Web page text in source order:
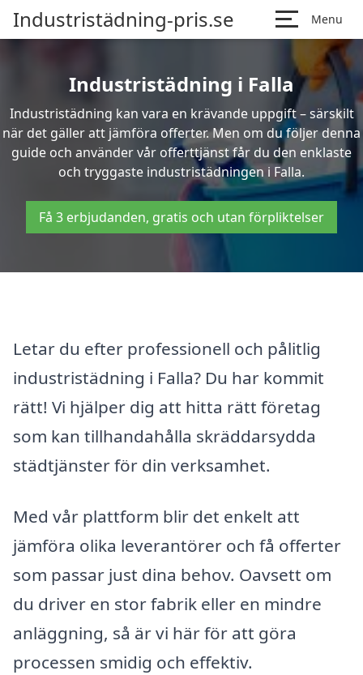
Industristädning-pris.se Menu
Industristädning i Falla
Industristädning kan vara en krävande uppgift – särskilt
när det gäller att jämföra offerter. Men om du följer denna
guide och använder vår offerttjänst får du den enklaste
och tryggaste industristädningen i Falla.
Få 3 erbjudanden, gratis och utan förpliktelser
Letar du efter professionell och pålitlig
industristädning i Falla? Du har kommit
rätt! Vi hjälper dig att hitta rätt företag
som kan tillhandahålla skräddarsydda
städtjänster för din verksamhet.
Med vår plattform blir det enkelt att
jämföra olika leverantörer och få offerter
som passar just dina behov. Oavsett om
du driver en stor fabrik eller en mindre
anläggning, så är vi här för att göra
processen smidig och effektiv.